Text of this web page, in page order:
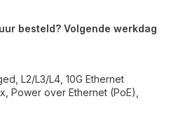
besteld? Volgende werkdag
L2/L3/L4, 10G Ethernet
Power over Ethernet (PoE),